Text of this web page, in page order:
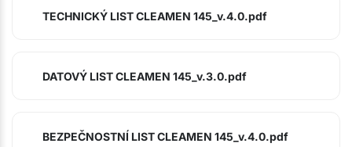
TECHNICKÝ LIST CLEAMEN 145_v.4.0.pdf
DATOVÝ LIST CLEAMEN 145_v.3.0.pdf
BEZPEČNOSTNÍ LIST CLEAMEN 145_v.4.0.pdf